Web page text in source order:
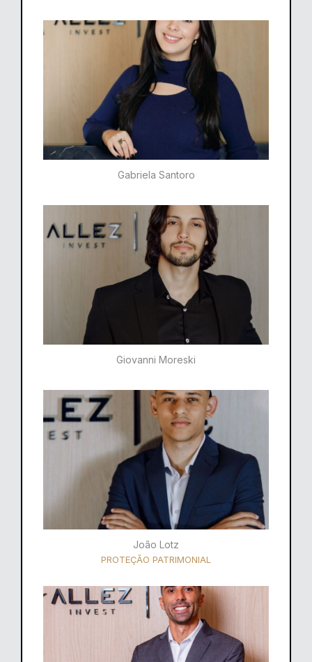
Gabriela Santoro​
Giovanni Moreski
João Lotz
PROTEÇÃO PATRIMONIAL